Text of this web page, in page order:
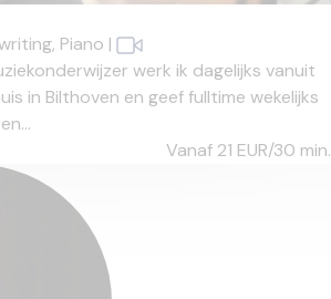
Piano |
werk ik dagelijks vanuit
in Bilthoven en geef fulltime wekelijks
Vanaf 21 EUR/30 min.